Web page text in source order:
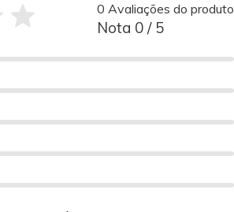
0 Avaliações do produto
Nota 0 / 5